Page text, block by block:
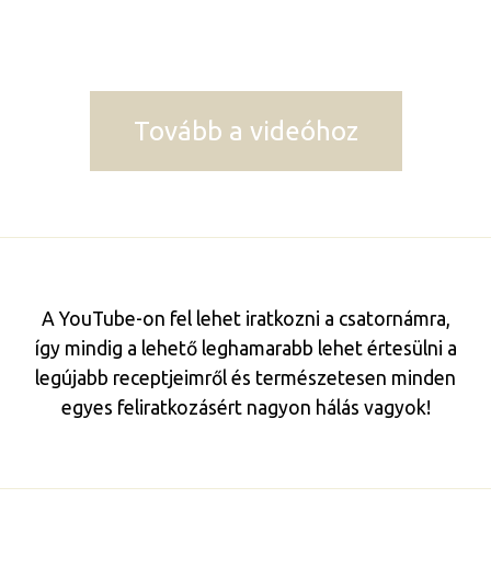
Tovább a videóhoz
A YouTube-on fel lehet iratkozni a csatornámra,
így mindig a lehető leghamarabb lehet értesülni a
legújabb receptjeimről és természetesen minden
egyes feliratkozásért nagyon hálás vagyok!